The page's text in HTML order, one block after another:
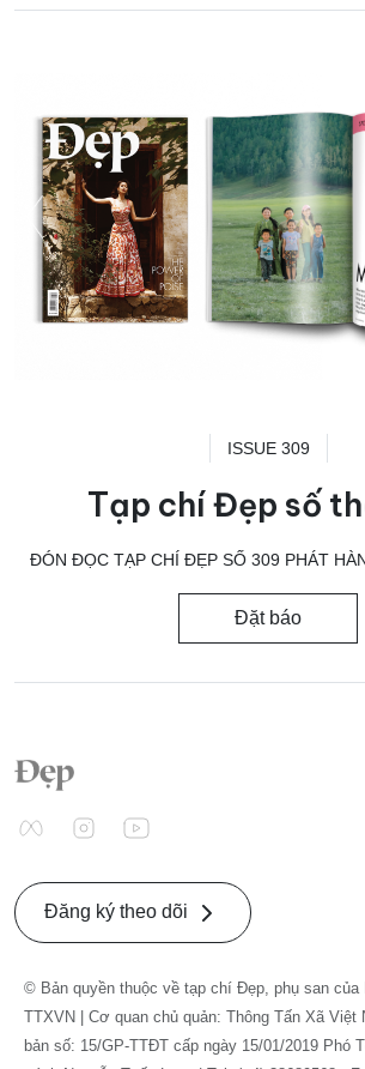
ISSUE 309
Tạp chí Đẹp số
ĐÓN ĐỌC TẠP CHÍ ĐẸP SỐ 309 PHÁT
Đặt báo
Đăng ký theo dõi
© Bản quyền thuộc về tạp chí Đẹp, phụ san của
TTXVN | Cơ quan chủ quản: Thông Tấn Xã Việt
bản số: 15/GP-TTĐT cấp ngày 15/01/2019 Phó